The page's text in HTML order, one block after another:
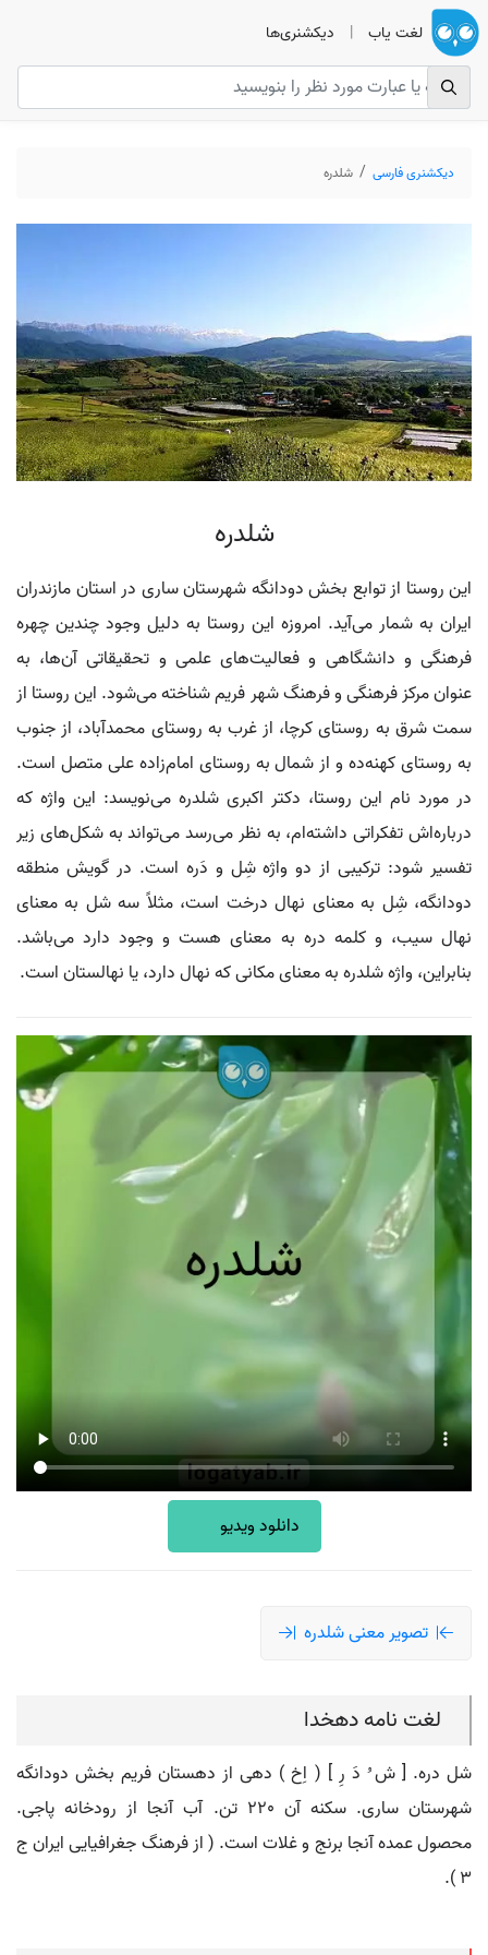
لغت یاب | دیکشنری‌ها
دیکشنری فارسی شلدره
شلدره
این روستا از توابع بخش دودانگه شهرستان ساری در استان مازندران
ایران به شمار می‌آید. امروزه این روستا به دلیل وجود چندین چهره
فرهنگی و دانشگاهی و فعالیت‌های علمی و تحقیقاتی آن‌ها، به
عنوان مرکز فرهنگی و فرهنگ شهر فریم شناخته می‌شود. این روستا از
سمت شرق به روستای کرچا، از غرب به روستای محمدآباد، از جنوب
به روستای کهنه‌ده و از شمال به روستای امام‌زاده علی متصل است.
در مورد نام این روستا، دکتر اکبری شلدره می‌نویسد: این واژه که
درباره‌اش تفکراتی داشته‌ام، به نظر می‌رسد می‌تواند به شکل‌های زیر
تفسیر شود: ترکیبی از دو واژه شِل و دَره است. در گویش منطقه
دودانگه، شِل به معنای نهال درخت است، مثلاً سه شل به معنای
نهال سیب، و کلمه دره به معنای هست و وجود دارد می‌باشد.
بنابراین، واژه شلدره به معنای مکانی که نهال دارد، یا نهالستان است.
دانلود ویدیو
تصویر معنی شلدره
لغت نامه دهخدا
شل دره. [ ش ُ دَ رِ ] ( اِخ ) دهی از دهستان فریم بخش دودانگه
شهرستان ساری. سکنه آن 220 تن. آب آنجا از رودخانه پاجی.
محصول عمده آنجا برنج و غلات است. ( از فرهنگ جغرافیایی ایران ج
3 ).